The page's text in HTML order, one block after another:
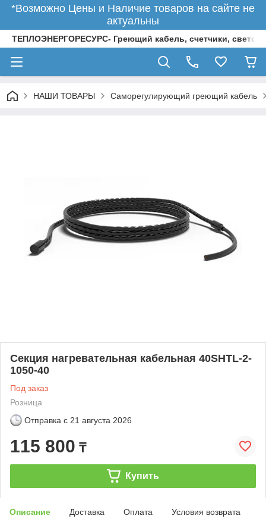
*Возможно Цены и Наличие товаров на сайте не
актуальны
ТЕПЛОЭНЕРГОРЕСУРС- Греющий кабель, счетчики,
НАШИ ТОВАРЫ Саморегулирующий греющий кабель
Секция нагревательная кабельная 40SHTL-2-
1050-40
Под заказ
Розница
Отправка с 21 августа 2026
115 800 ₸
Купить
Описание Доставка Оплата Условия возврата